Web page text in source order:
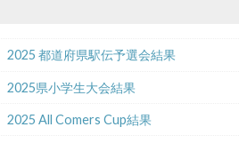
2025 都道府県駅伝予選会結果
2025県小学生大会結果
2025 All Comers Cup結果